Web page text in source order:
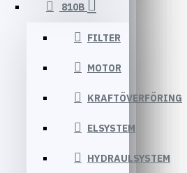
810B
FILTER
MOTOR
KRAFTÖVERFÖRING
ELSYSTEM
HYDRAULSYSTEM